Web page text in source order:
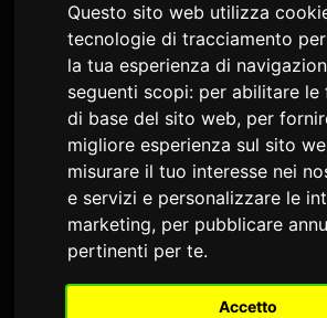
Questo sito web utilizza
tecnologie di tracciamento
la tua esperienza di
seguenti scopi: per abilitare le
di base del sito web, per
migliore esperienza sul sito
misurare il tuo interesse nei
e servizi e personalizzare le
marketing, per pubblicare
pertinenti per te.
Accetto
Josh Groban si
YOSHIKI per i
classici a Los